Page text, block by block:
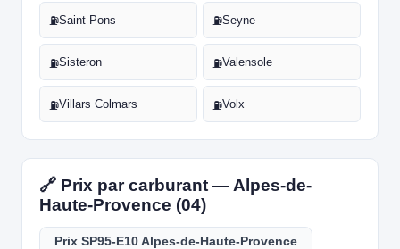
⛽Saint Pons ⛽Seyne
⛽Sisteron ⛽Valensole
⛽Villars Colmars ⛽Volx
🔗 Prix par carburant — Alpes-de-
Haute-Provence (04)
Prix SP95-E10 Alpes-de-Haute-Provence